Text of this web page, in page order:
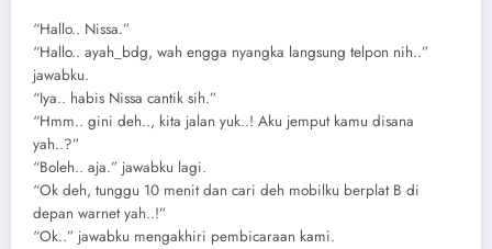
“Hallo.. Nissa.”
“Hallo.. ayah_bdg, wah engga nyangka langsung telpon nih..”
jawabku.
“Iya.. habis Nissa cantik sih.”
“Hmm.. gini deh.., kita jalan yuk..! Aku jemput kamu disana
yah..?”
“Boleh.. aja.” jawabku lagi.
“Ok deh, tunggu 10 menit dan cari deh mobilku berplat B di
depan warnet yah..!”
“Ok..” jawabku mengakhiri pembicaraan kami.